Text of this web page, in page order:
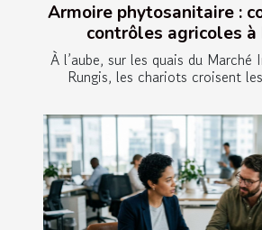
Armoire phytosanitaire :
contrôles agricoles à
À l’aube, sur les quais du Marché
Rungis, les chariots croisent